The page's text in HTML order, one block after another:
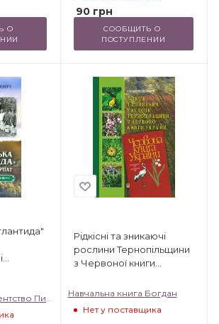
О
90грн
СООБЩИТЬ О
ПОСТУПЛЕНИИ
Литературное агентство Пирамида
Рідкісні та зникаючі
рослини Тернопільщини
з Червоної книги
Навчальна книга Богдан
Нет у поставщика